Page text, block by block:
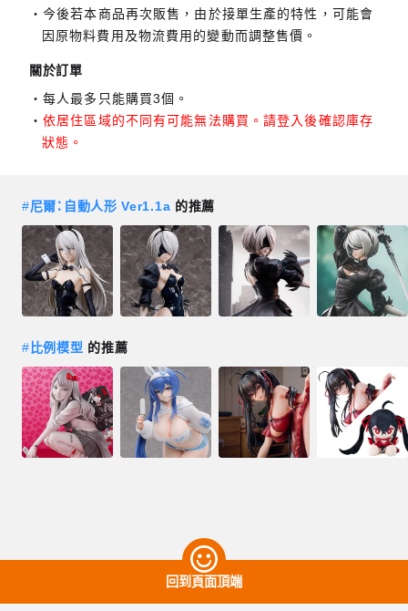
今後若本商品再次販售，由於接單生產的特性，可能會
因原物料費用及物流費用的變動而調整售價。
關於訂單
每人最多只能購買3個。
依居住區域的不同有可能無法購買。請登入後確認庫存
狀態。
#尼爾：自動人形 Ver1.1a 的推薦
# 比例模型 的推薦
回到頁面頂端